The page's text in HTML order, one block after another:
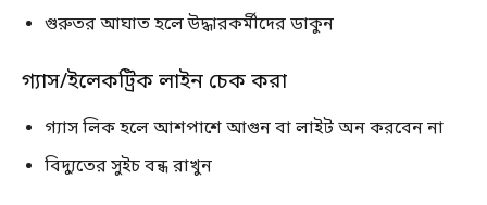
গুরুতর আঘাত হলে উদ্ধারকর্মীদের ডাকুন
গ্যাস/ইলেকট্রিক লাইন চেক করা
গ্যাস লিক হলে আশপাশে আগুন বা লাইট অন করবেন না
বিদ্যুতের সুইচ বন্ধ রাখুন